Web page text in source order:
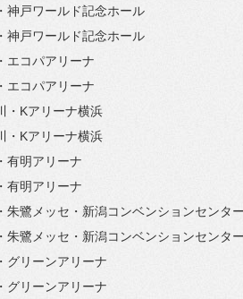
戸ワールド記念ホール
戸ワールド記念ホール
コパアリーナ
コパアリーナ
Kアリーナ横浜
Kアリーナ横浜
明アリーナ
明アリーナ
鷺メッセ・新潟コンベンションセンタ
鷺メッセ・新潟コンベンションセンタ
リーンアリーナ
リーンアリーナ